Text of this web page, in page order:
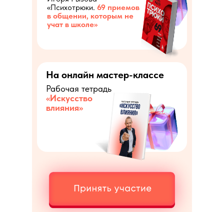
«Психотрюки. 69 приемов
в общении, которым не
учат в школе»
На онлайн мастер-классе
Рабочая тетрадь
«Искусство
влияния»